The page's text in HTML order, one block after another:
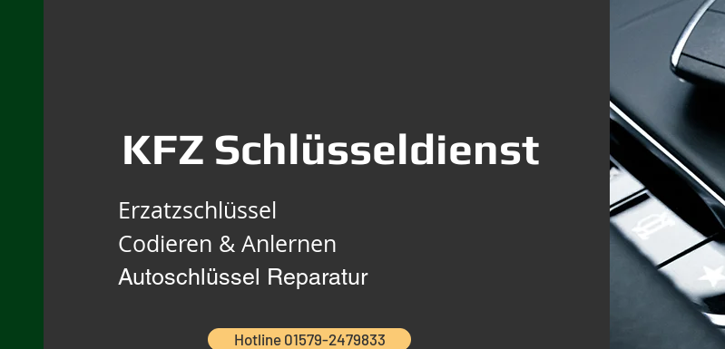
KFZ Schlüsseldienst
Erzatzschlüssel
Codieren & Anlernen
Autoschlüssel Reparatur
Hotline 01579-2479833